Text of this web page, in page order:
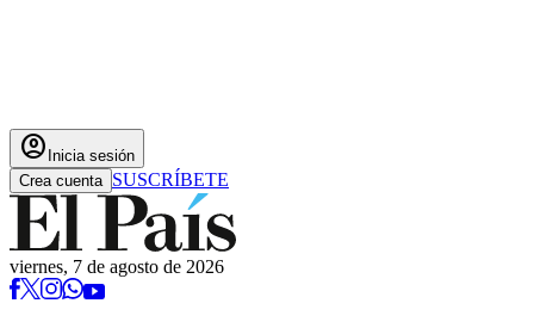
account_circle Inicia sesión
Crea cuenta SUSCRÍBETE
viernes, 7 de agosto de 2026